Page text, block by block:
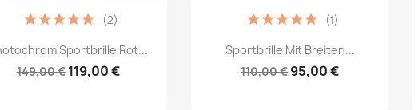
Vorschau
Sportbrille Rot...
149,00 € 119,00 €
(2)
Vorschau
Sportbrille Mit Breiten...
110,00 €95,00 €
(1)